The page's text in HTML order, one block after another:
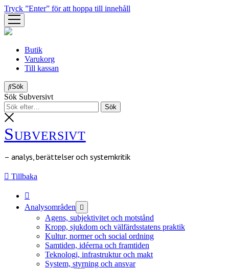
Tryck ”Enter” för att hoppa till innehåll
öppna
meny
Butik
Varukorg
Till kassan
Sök
Sök Subversivt
Subversivt
– analys, berättelser och systemkritik
Tillbaka
Analysområden
öppna
meny
Agens, subjektivitet och motstånd
Kropp, sjukdom och välfärdsstatens praktik
Kultur, normer och social ordning
Samtiden, idéerna och framtiden
Teknologi, infrastruktur och makt
System, styrning och ansvar